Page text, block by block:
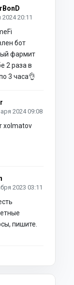
2024 20:11
бот
фармит
2 раза в
3 часа👌
2024 09:08
xolmatov
2023 03:11
пишите.